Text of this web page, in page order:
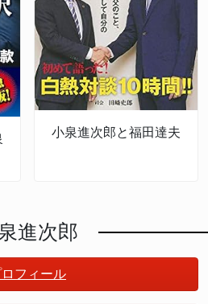
小泉進次郎と福田達夫
進次郎
フィール